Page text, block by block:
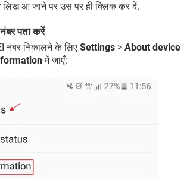
लिख आ जाने पर उस पर ही क्लिक कर दें.
पता करें
नंबर निकालने के लिए Settings > About device
में जाएँ: